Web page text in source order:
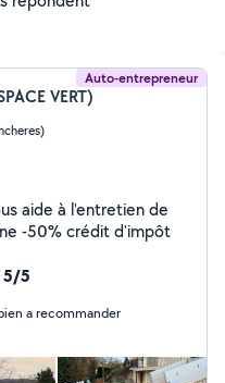
Auto-entrepreneur
VERT)
votre jardin Service à la personne -50% crédit d'impôt
5/5
a recommander